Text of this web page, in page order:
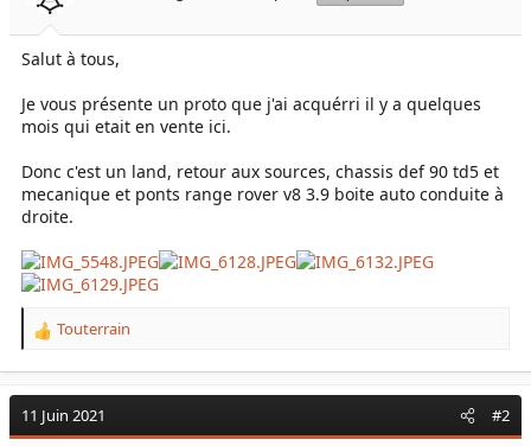
l
a
i
s
u
s
s
i
o
n
b
Salut à tous,
Je vous présente un proto que j'ai acquérri il y a quelques
mois qui etait en vente ici.
Donc c'est un land, retour aux sources, chassis def 90 td5 et
mecanique et ponts range rover v8 3.9 boite auto conduite à
droite.
R
c
t
Touterrain
11 Juin 2021 #2